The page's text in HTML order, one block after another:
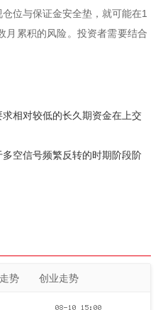
位与保证金安全垫，就可能在1
月累积的风险。投资者需要结合
相对较低的长久期资金在上交
空信号频繁反转的时期阶段阶
势 创业走势